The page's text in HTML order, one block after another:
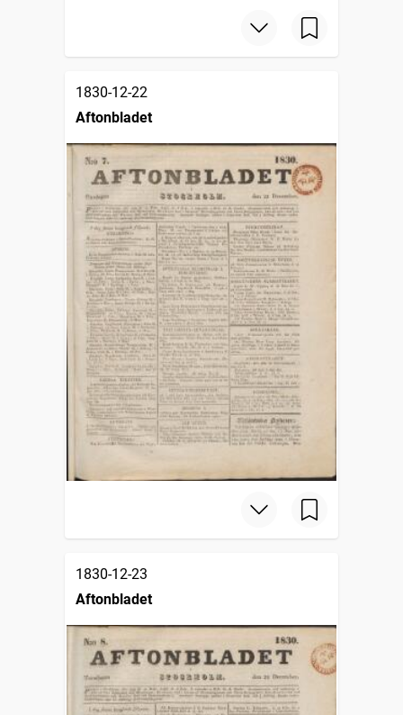
1830-12-22
Aftonbladet
1830-12-23
Aftonbladet